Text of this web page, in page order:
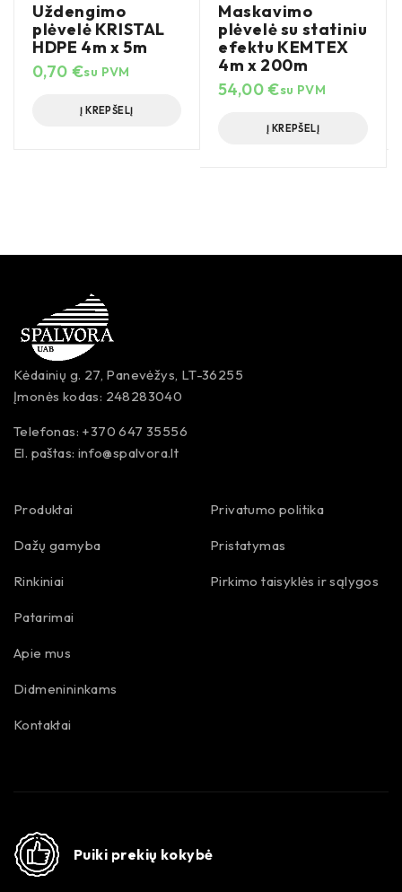
Uždengimo
plėvelė KRISTAL
HDPE 4m x 5m
0,70 €su PVM
Į KREPŠELĮ
Maskavimo
plėvelė su statiniu
efektu KEMTEX
4m x 200m
54,00€su PVM
Į KREPŠELĮ
Kėdainių g. 27, Panevėžys, LT-36255
Įmonės kodas: 248283040
Telefonas: +370 647 35556
El. paštas: info@spalvora.lt
Produktai
Dažų gamyba
Rinkiniai
Patarimai
Apie mus
Didmenininkams
Kontaktai
Privatumo politika
Pristatymas
Pirkimo taisyklės ir sąlygos
Puiki prekių kokybė